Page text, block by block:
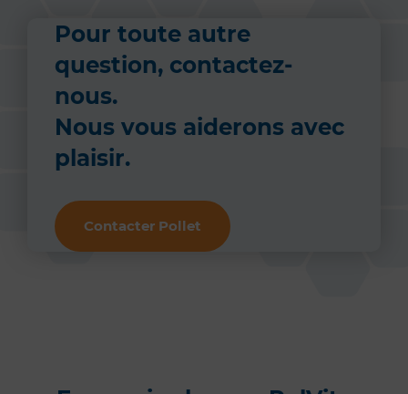
Pour toute autre
question, contactez-
nous.
Nous vous aiderons avec
plaisir.
Contacter Pollet